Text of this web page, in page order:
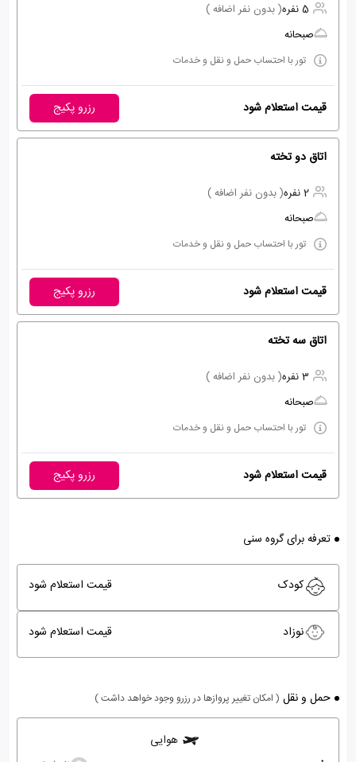
5 نفره
( بدون نفر اضافه )
صبحانه
تور با احتساب حمل و نقل و خدمات
قیمت استعلام شود رزرو پکیج
اتاق دو تخته
2 نفره
( بدون نفر اضافه )
صبحانه
تور با احتساب حمل و نقل و خدمات
قیمت استعلام شود رزرو پکیج
اتاق سه تخته
3 نفره
( بدون نفر اضافه )
صبحانه
تور با احتساب حمل و نقل و خدمات
قیمت استعلام شود رزرو پکیج
تعرفه برای گروه سنی
کودک قیمت استعلام شود
نوزاد قیمت استعلام شود
حمل و نقل ( امکان تغییر پروازها در رزرو وجود خواهد داشت )
هوایی